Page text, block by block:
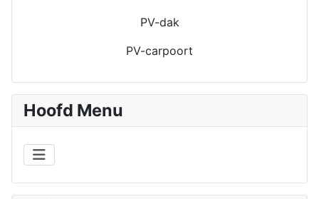
PV-dak
PV-carpoort
Hoofd Menu